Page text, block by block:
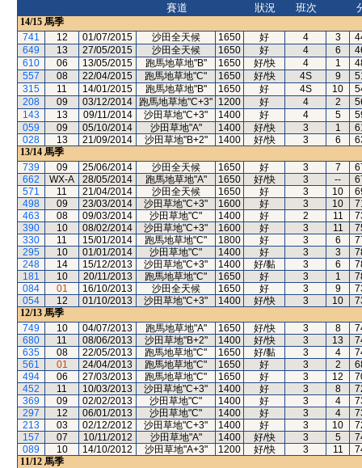
賽道
狀況
班次
14/15 馬季
741
12 01/07/2015 沙田全天候 1650 好 4 3
649
13 27/05/2015 沙田全天候 1650 好 4 6
610
06 13/05/2015 跑馬地草地"B" 1650 好/快 4 1
557
08 22/04/2015 跑馬地草地"C" 1650 好/快 4S 9
315
11 14/01/2015 跑馬地草地"B" 1650 好 4S 10
208
09 03/12/2014 跑馬地草地"C+3" 1200 好 4 2
143
13 09/11/2014 沙田草地"C+3" 1400 好 4 5
059
09 05/10/2014 沙田草地"A" 1400 好/快 3 1
028
13 21/09/2014 沙田草地"B+2" 1400 好/快 3 6
13/14 馬季
739
09 25/06/2014 沙田全天候 1650 好 3 7
662
WX-A 28/05/2014 跑馬地草地"A" 1650 好/快 3 --
571
11 21/04/2014 沙田全天候 1650 好 3 10
498
09 23/03/2014 沙田草地"C+3" 1600 好 3 10
463
08 09/03/2014 沙田草地"C" 1400 好 2 11
390
10 08/02/2014 沙田草地"C+3" 1600 好 3 11
330
11 15/01/2014 跑馬地草地"C" 1800 好 3 6
295
10 01/01/2014 沙田草地"C" 1400 好 3 3
248
14 15/12/2013 沙田草地"C+3" 1400 好/黏 3 6
181
10 20/11/2013 跑馬地草地"C" 1650 好 3 1
084
01 16/10/2013 沙田全天候 1650 好 3 9
054
12 01/10/2013 沙田草地"C+3" 1400 好/快 3 10
12/13 馬季
749
10 04/07/2013 跑馬地草地"A" 1650 好/快 3 8
680
11 08/06/2013 沙田草地"B+2" 1400 好/快 3 13
635
08 22/05/2013 跑馬地草地"C" 1650 好/黏 3 4
561
01 24/04/2013 跑馬地草地"C" 1650 好 3 2
494
06 27/03/2013 跑馬地草地"C" 1650 好 3 12
452
11 10/03/2013 沙田草地"C+3" 1400 好 3 8
369
09 02/02/2013 沙田草地"C" 1400 好 3 4
297
12 06/01/2013 沙田草地"C" 1400 好 3 4
213
03 02/12/2012 沙田草地"C+3" 1400 好 3 10
157
07 10/11/2012 沙田草地"A" 1400 好/快 3 5
089
10 14/10/2012 沙田草地"A+3" 1200 好/快 3 11
11/12 馬季